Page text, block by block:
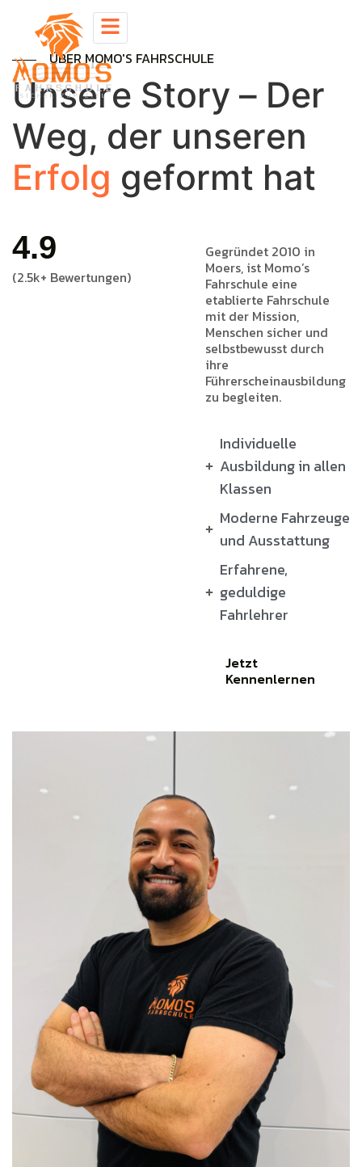
ÜBER MOMO'S FAHRSCHULE
Unsere Story – Der
Weg, der unseren
Erfolg geformt hat
4.9
(2.5k+ Bewertungen)
Gegründet 2010 in
Moers, ist Momo’s
Fahrschule eine
etablierte Fahrschule
mit der Mission,
Menschen sicher und
selbstbewusst durch
ihre
Führerscheinausbildung
zu begleiten.
Individuelle
Ausbildung in allen
Klassen
Moderne Fahrzeuge
und Ausstattung
Erfahrene,
geduldige
Fahrlehrer
Jetzt
Kennenlernen